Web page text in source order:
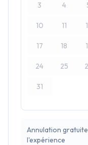
3 4
10 11
17 18
24 25
31
Annulation
l'expérience